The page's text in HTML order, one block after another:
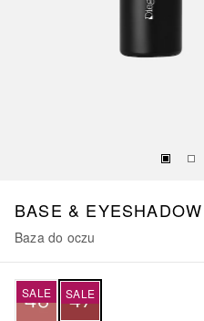
BASE & EYESHADOW
Baza do oczu
SALE SALE